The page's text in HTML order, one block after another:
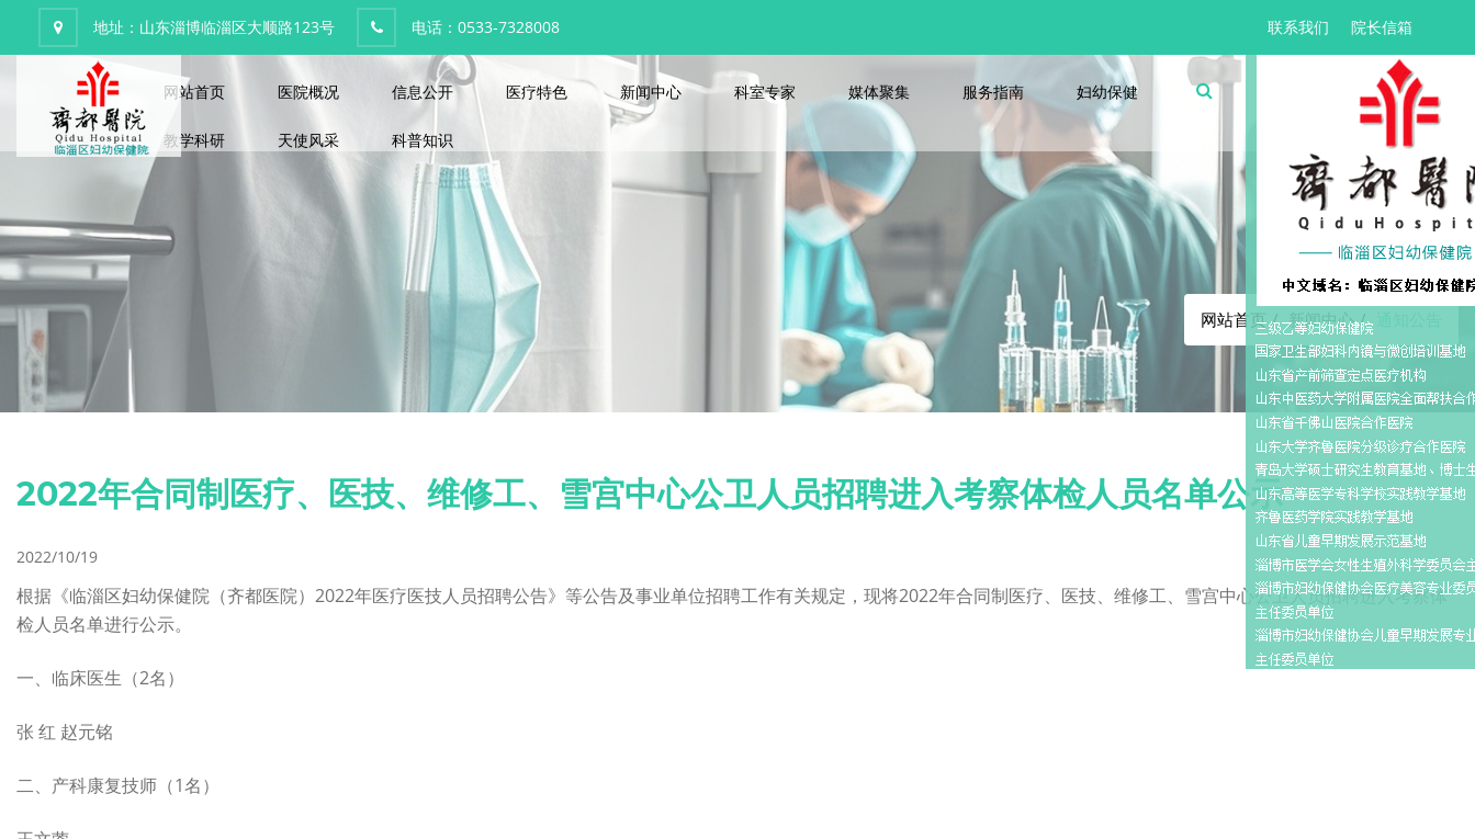
地址：山东淄博临淄区大顺路123号 电话：0533-7328008 联系我们 院长信箱
网站首页 医院概况 信息公开 医疗特色 新闻中心 科室专家 媒体聚集 服务指南 妇幼保健
教学科研 天使风采 科普知识
通知公告
网站首页 新闻中心 通知公告
2022年合同制医疗、医技、维修工、雪宫中心公卫人员招聘进入考察体检人员名单公示
2022/10/19
根据《临淄区妇幼保健院（齐都医院）2022年医疗医技人员招聘公告》等公告及事业单位招聘工作有关规定，现将2022年合同制医疗、医技、维修工、雪宫中心公卫人员招聘进入考察体
检人员名单进行公示。
一、临床医生（2名）
张 红 赵元铭
二、产科康复技师（1名）